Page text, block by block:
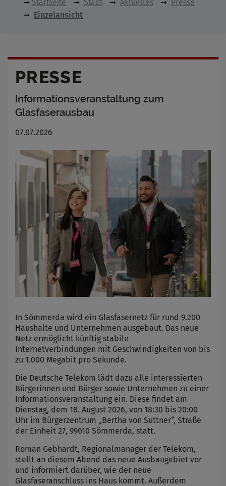
Startseite Stadt Aktuelles
Presse
Einzelansicht
PRESSE
Informationsveranstaltung zum
Glasfaserausbau
07.07.2026
In Sömmerda wird ein Glasfasernetz für rund 9.200
Haushalte und Unternehmen ausgebaut. Das neue
Netz ermöglicht künftig stabile
Internetverbindungen mit Geschwindigkeiten von bis
zu 1.000 Megabit pro Sekunde.
Die Deutsche Telekom lädt dazu alle interessierten
Bürgerinnen und Bürger sowie Unternehmen zu einer
Informationsveranstaltung ein. Diese findet am
Dienstag, dem 18. August 2026, von 18:30 bis 20:00
Uhr im Bürgerzentrum „Bertha von Suttner“, Straße
der Einheit 27, 99610 Sömmerda, statt.
Roman Gebhardt, Regionalmanager der Telekom,
stellt an diesem Abend das neue Ausbaugebiet vor
und informiert darüber, wie der neue
Glasfaseranschluss ins Haus kommt. Außerdem